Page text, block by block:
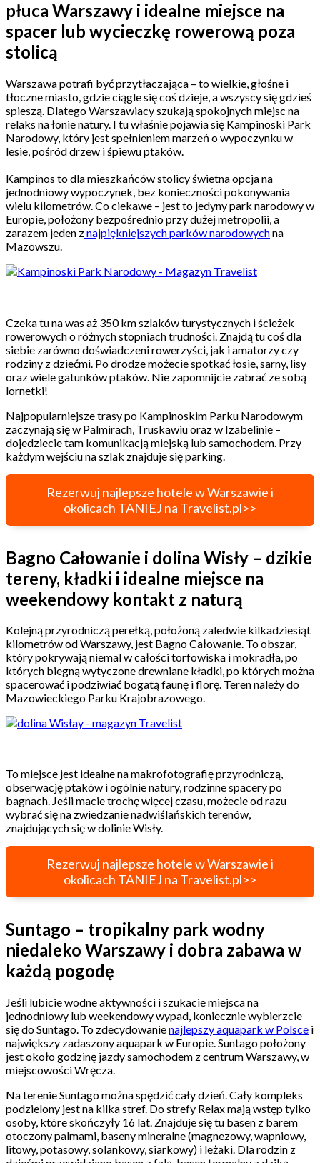
płuca Warszawy i idealne miejsce na
spacer lub wycieczkę rowerową poza
stolicą
Warszawa potrafi być przytłaczająca – to wielkie, głośne i
tłoczne miasto, gdzie ciągle się coś dzieje, a wszyscy się gdzieś
spieszą. Dlatego Warszawiacy szukają spokojnych miejsc na
relaks na łonie natury. I tu właśnie pojawia się Kampinoski Park
Narodowy, który jest spełnieniem marzeń o wypoczynku w
lesie, pośród drzew i śpiewu ptaków.
Kampinos to dla mieszkańców stolicy świetna opcja na
jednodniowy wypoczynek, bez konieczności pokonywania
wielu kilometrów. Co ciekawe – jest to jedyny park narodowy w
Europie, położony bezpośrednio przy dużej metropolii, a
zarazem jeden znajpiękniejszych parków narodowychna
Mazowszu.
Czeka tu na was aż 350 km szlaków turystycznych i ścieżek
rowerowych o różnych stopniach trudności. Znajdą tu coś dla
siebie zarówno doświadczeni rowerzyści, jak i amatorzy czy
rodziny z dziećmi. Po drodze możecie spotkać łosie, sarny, lisy
oraz wiele gatunków ptaków. Nie zapomnijcie zabrać ze sobą
lornetki!
Najpopularniejsze trasy po Kampinoskim Parku Narodowym
zaczynają się w Palmirach, Truskawiu oraz w Izabelinie –
dojedziecie tam komunikacją miejską lub samochodem. Przy
każdym wejściu na szlak znajduje się parking.
Rezerwuj najlepsze hotele w Warszawie i
okolicach TANIEJ na Travelist.pl>>
Bagno Całowanie i dolina Wisły – dzikie
tereny, kładki i idealne miejsce na
weekendowy kontakt z naturą
Kolejną przyrodniczą perełką, położoną zaledwie kilkadziesiąt
kilometrów od Warszawy, jest Bagno Całowanie. To obszar,
który pokrywają niemal w całości torfowiska i mokradła, po
których biegną wytyczone drewniane kładki, po których można
spacerować i podziwiać bogatą faunę i florę. Teren należy do
Mazowieckiego Parku Krajobrazowego.
To miejsce jest idealne na makrofotografię przyrodniczą,
obserwację ptaków i ogólnie natury, rodzinne spacery po
bagnach. Jeśli macie trochę więcej czasu, możecie od razu
wybrać się na zwiedzanie nadwiślańskich terenów,
znajdujących się w dolinie Wisły.
Rezerwuj najlepsze hotele w Warszawie i
okolicach TANIEJ na Travelist.pl>>
Suntago – tropikalny park wodny
niedaleko Warszawy i dobra zabawa w
każdą pogodę
Jeśli lubicie wodne aktywności i szukacie miejsca na
jednodniowy lub weekendowy wypad, koniecznie wybierzcie
się do Suntago. To zdecydowanienajlepszy aquapark w Polsce i
największy zadaszony aquapark w Europie. Suntago położony
jest około godzinę jazdy samochodem z centrum Warszawy, w
miejscowości Wręcza.
Na terenie Suntago można spędzić cały dzień. Cały kompleks
podzielony jest na kilka stref. Do strefy Relax mają wstęp tylko
osoby, które skończyły 16 lat. Znajduje się tu basen z barem
otoczony palmami, baseny mineralne (magnezowy, wapniowy,
litowy, potasowy, solankowy, siarkowy) i leżaki. Dla rodzin z